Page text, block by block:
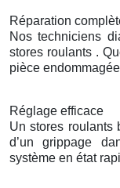
Réparation
Nos techniciens
stores roulants .
pièce
Réglage efficace
Un stores roulants
d’un grippage
système en état